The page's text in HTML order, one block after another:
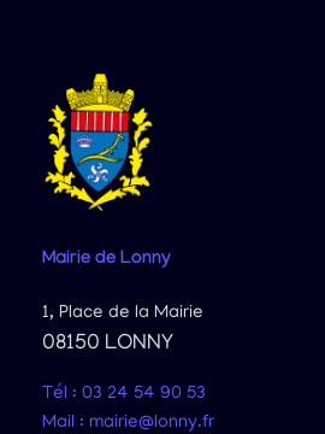
Mairie de Lonny
1, Place de la Mairie
08150 LONNY
Tél : 03 24 54 90 53
Mail : mairie@lonny.fr